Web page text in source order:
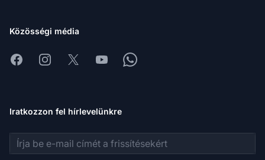
Közösségi média
FacebookInstagram
X YoutubeWhatsapp
Iratkozzon fel hírlevelünkre
E-mail cím